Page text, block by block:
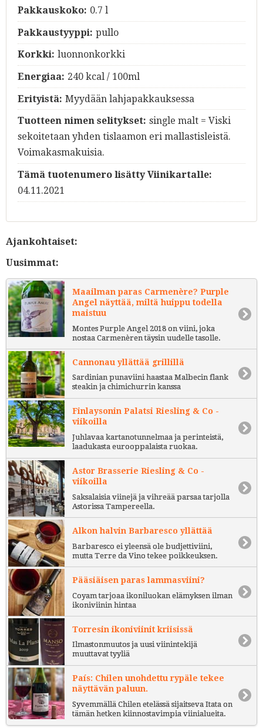
Pakkauskoko: 0.7 l
Pakkaustyyppi: pullo
Korkki: luonnonkorkki
Energiaa: 240 kcal / 100ml
Erityistä: Myydään lahjapakkauksessa
Tuotteen nimen selitykset: single malt = Viski
sekoitetaan yhden tislaamon eri mallastisleistä.
Voimakasmakuisia.
Tämä tuotenumero lisätty Viinikartalle:
04.11.2021
Ajankohtaiset:
Uusimmat:
Maailman paras Carmenère? Purple
Angel näyttää, miltä huippu todella
maistuu
Montes Purple Angel 2018 on viini, joka
nostaa Carmenèren täysin uudelle tasolle.
Cannonau yllättää grillillä
Sardinian punaviini haastaa Malbecin flank
steakin ja chimichurrin kanssa
Finlaysonin Palatsi Riesling & Co -
viikoilla
Juhlavaa kartanotunnelmaa ja perinteistä,
laadukasta eurooppalaista ruokaa.
Astor Brasserie Riesling & Co -
viikoilla
Saksalaisia viinejä ja vihreää parsaa tarjolla
Astorissa Tampereella.
Alkon halvin Barbaresco yllättää
Barbaresco ei yleensä ole budjettiviini,
mutta Terre da Vino tekee poikkeuksen.
Pääsiäisen paras lammasviini?
Coyam tarjoaa ikoniluokan elämyksen ilman
ikoniviinin hintaa
Torresin ikoniviinit kriisissä
Ilmastonmuutos ja uusi viinintekijä
muuttavat tyyliä
País: Chilen unohdettu rypäle tekee
näyttävän paluun.
Syvemmällä Chilen etelässä sijaitseva Itata on
tämän hetken kiinnostavimpia viinialueita.